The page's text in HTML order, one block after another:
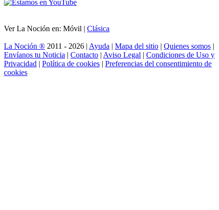
Ver La Noción en: Móvil | Clásica
La Noción ® 2011 - 2026 | Ayuda | Mapa del sitio | Quienes somos |
Envíanos tu Noticia | Contacto | Aviso Legal | Condiciones de Uso y
Privacidad | Política de cookies | Preferencias del consentimiento de
cookies